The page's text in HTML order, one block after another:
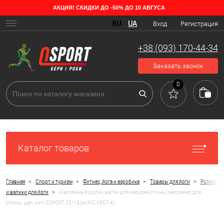
АКЦИЯ! СКИДКИ ДО -50% ДО 10 АВГУСА
Вход Регистрация
RU UA
+38 (093) 170-44-34
Заказать звонок
0
Каталог товаров
Главная > Спорт и туризм > Фитнес, йога и аэробика > Товары для йоги >
Ролики
и валики для йоги
>
Массажный ролик, валик для массажа спины (массажер для
спины, шеи, ног) OSPORT 33*13см (MS 0857-4)